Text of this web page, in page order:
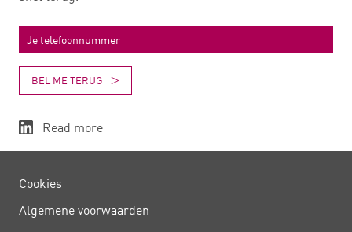
BEL ME TERUG
Read more
Cookies
Algemene voorwaarden